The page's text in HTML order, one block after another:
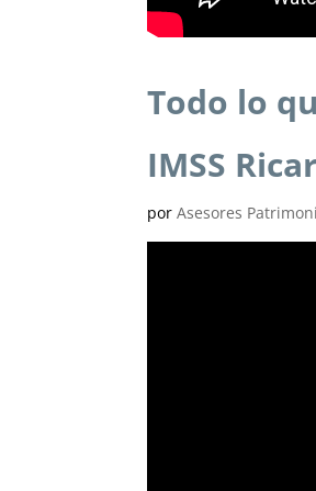
Todo lo
IMSS
porAsesores